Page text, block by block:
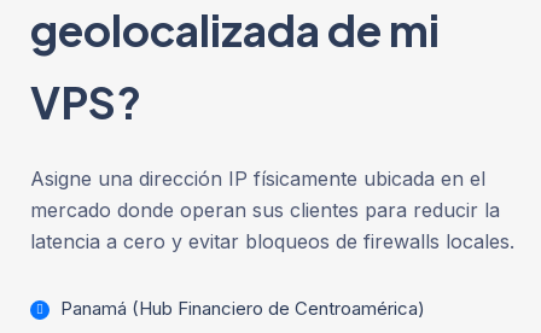
geolocalizada de mi
VPS?
Asigne una dirección IP físicamente ubicada en el
mercado donde operan sus clientes para reducir la
latencia a cero y evitar bloqueos de firewalls locales.
Panamá (Hub Financiero de Centroamérica)